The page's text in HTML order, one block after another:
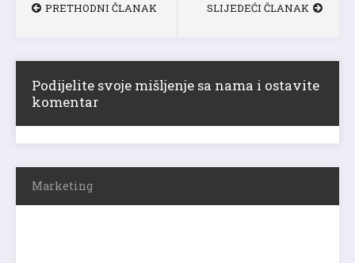
PRETHODNI ČLANAK SLIJEDEĆI ČLANAK
Podijelite svoje mišljenje sa nama i ostavite
komentar
Marketing